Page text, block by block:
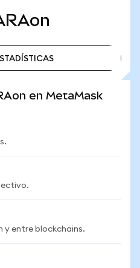
en MetaMask
y entre blockchains.